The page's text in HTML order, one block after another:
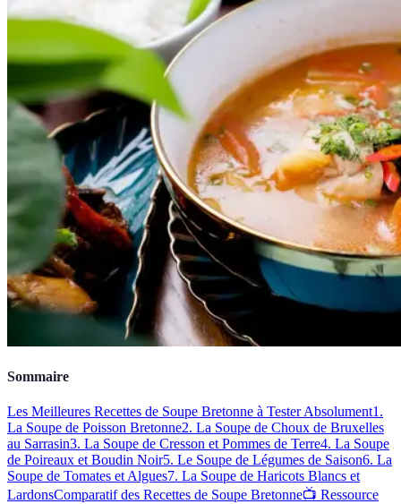
Sommaire
Les Meilleures Recettes de Soupe Bretonne à Tester Absolument1.
La Soupe de Poisson Bretonne2. La Soupe de Choux de Bruxelles
au Sarrasin3. La Soupe de Cresson et Pommes de Terre4. La Soupe
de Poireaux et Boudin Noir5. Le Soupe de Légumes de Saison6. La
Soupe de Tomates et Algues7. La Soupe de Haricots Blancs et
LardonsComparatif des Recettes de Soupe Bretonne📺 Ressource